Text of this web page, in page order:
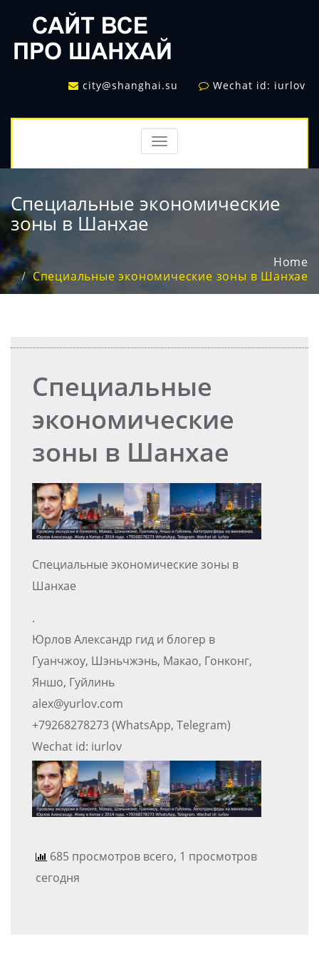
city@shanghai.su Wechat id: iurlov
TOGGLE
NAVIGATION
Специальные экономические
зоны в Шанхае
Home
Специальные экономические зоны в Шанхае
Специальные
экономические
зоны в Шанхае
Специальные экономические зоны в
Шанхае
.
Юрлов Александр гид и блогер в
Гуанчжоу, Шэньчжэнь, Макао, Гонконг,
Яншо, Гуйлинь
alex@yurlov.com
+79268278273 (WhatsApp, Telegram)
Wechat id: iurlov
685 просмотров всего, 1 просмотров
сегодня